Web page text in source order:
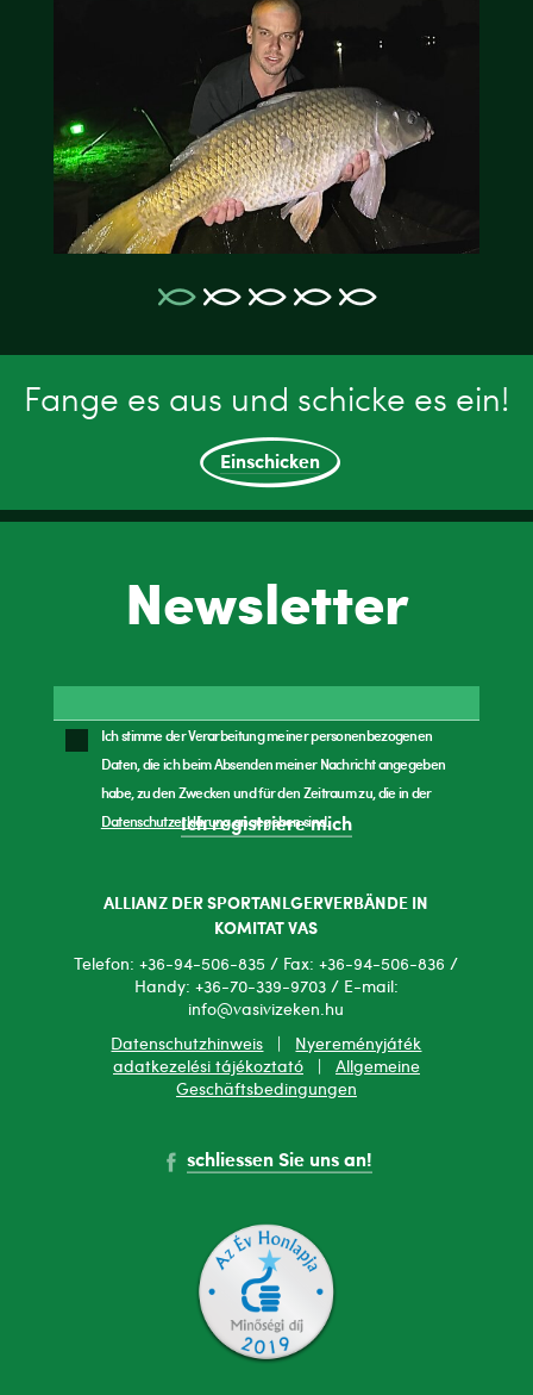
Fange es aus und schicke es ein!
Einschicken
Newsletter
Ich stimme der Verarbeitung meiner personenbezogenen
Daten, die ich beim Absenden meiner Nachricht angegeben
habe, zu den Zwecken und für den Zeitraum zu, die in der
Datenschutzerklärungangegeben sind.
Ich registriere mich
ALLIANZ DER SPORTANLGERVERBÄNDE IN
KOMITAT VAS
Telefon: +36-94-506-835 / Fax: +36-94-506-836 /
Handy: +36-70-339-9703 / E-mail:
info@vasivizeken.hu
Datenschutzhinweis
Nyereményjáték
adatkezelési tájékoztató| Allgemeine
Geschäftsbedingungen
schliessen Sie uns an!